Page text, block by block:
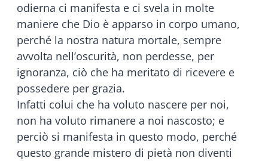
odierna ci manifesta e ci svela in molte
maniere che Dio è apparso in corpo umano,
perché la nostra natura mortale, sempre
avvolta nell’oscurità, non perdesse, per
ignoranza, ciò che ha meritato di ricevere e
possedere per grazia.
Infatti colui che ha voluto nascere per noi,
non ha voluto rimanere a noi nascosto; e
perciò si manifesta in questo modo, perché
questo grande mistero di pietà non diventi